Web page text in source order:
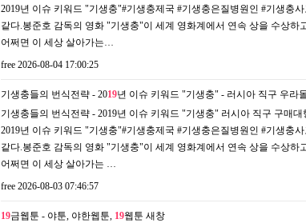
2019년 이슈 키워드 "기생충"#기생충제국 #기생충은질병원인 #기생충
같다.봉준호 감독의 영화 "기생충"이 세계 영화계에서 연속 상을 수상
어쩌면 이 세상 살아가는…
free 2026-08-04 17:00:25
기생충들의 번식전략 - 2019년 이슈 키워드 "기생충" - 러시아 직구 우라
기생충들의 번식전략 - 2019년 이슈 키워드 "기생충" 러시아 직구 구매
2019년 이슈 키워드 "기생충"#기생충제국 #기생충은질병원인 #기생충
같다.봉준호 감독의 영화 "기생충"이 세계 영화계에서 연속 상을 수상
어쩌면 이 세상 살아가는 …
free 2026-08-03 07:46:57
19금웹툰 - 야툰, 야한웹툰, 19웹툰 새창